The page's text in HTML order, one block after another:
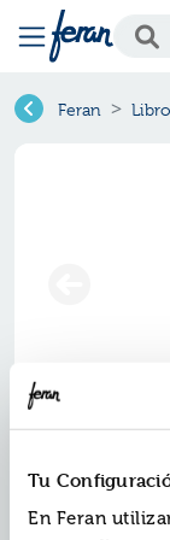
Tu
En Feran
Feran
ZPA-
ISBN: